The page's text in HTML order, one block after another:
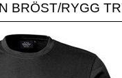
BRÖST/RYGG